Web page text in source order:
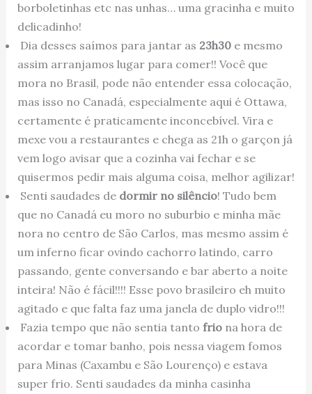
borboletinhas etc nas unhas… uma gracinha e muito
delicadinho!
Dia desses saímos para jantar as 23h30 e mesmo
assim arranjamos lugar para comer!! Você que
mora no Brasil, pode não entender essa colocação,
mas isso no Canadá, especialmente aqui é Ottawa,
certamente é praticamente inconcebível. Vira e
mexe vou a restaurantes e chega as 21h o garçon já
vem logo avisar que a cozinha vai fechar e se
quisermos pedir mais alguma coisa, melhor agilizar!
Senti saudades de dormir no silêncio! Tudo bem
que no Canadá eu moro no suburbio e minha mãe
nora no centro de São Carlos, mas mesmo assim é
um inferno ficar ovindo cachorro latindo, carro
passando, gente conversando e bar aberto a noite
inteira! Não é fácil!!!! Esse povo brasileiro eh muito
agitado e que falta faz uma janela de duplo vidro!!!
Fazia tempo que não sentia tanto friona hora de
acordar e tomar banho, pois nessa viagem fomos
para Minas (Caxambu e São Lourenço) e estava
super frio. Senti saudades da minha casinha